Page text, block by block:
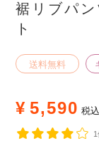
裾リブパ
ト
送料無料
¥ 5,590 税込